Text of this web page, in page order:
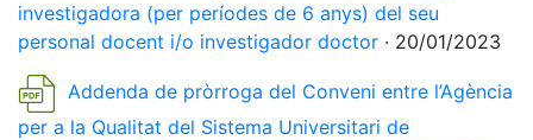
investigadora (per períodes de 6 anys) del seu
personal docent i/o investigador doctor · 20/01/2023
Addenda de pròrroga del Conveni entre l’Agència
per a la Qualitat del Sistema Universitari de